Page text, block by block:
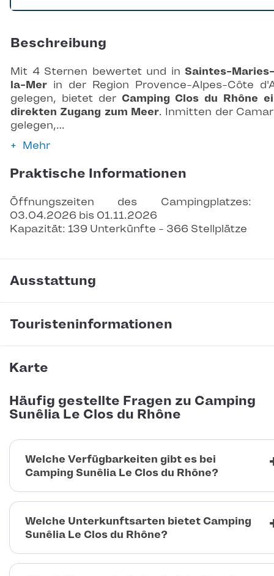
Beschreibung
Mit 4 Sternen bewertet und in Saintes-
la-Mer in der Region Provence-Alpes-Côte
gelegen, bietet derCamping Clos du Rhône
direkten Zugang zum Meer. Inmitten der
gelegen,…
Mehr
Praktische Informationen
Öffnungszeiten des Campingplatzes:
03.04.2026 bis 01.11.2026
Kapazität: 139 Unterkünfte - 366 Stellplätze
Ausstattung
Touristeninformationen
Karte
Häufig gestellte Fragen zu Camping
Sunêlia Le Clos du Rhône
Welche Verfügbarkeiten gibt es bei
Camping Sunêlia Le Clos du Rhône?
Welche Unterkunftsarten bietet Camping
Sunêlia Le Clos du Rhône?